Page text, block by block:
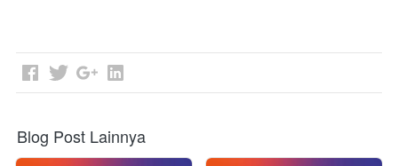
Blog Post Lainnya